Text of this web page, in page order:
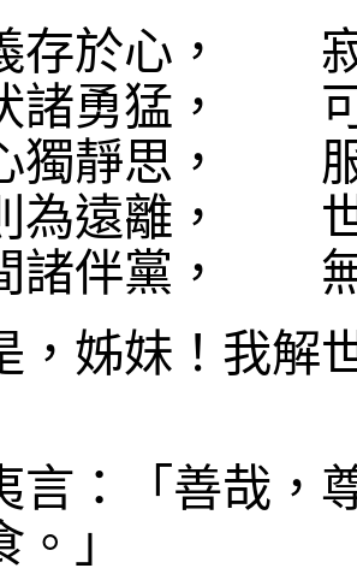
存於心，
諸勇猛， 可
獨靜思， 服
為遠離， 世
諸伴黨， 無
，姊妹！我解
言：「善哉，
」